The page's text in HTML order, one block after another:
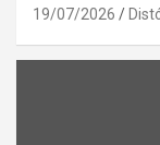
19/07/2026